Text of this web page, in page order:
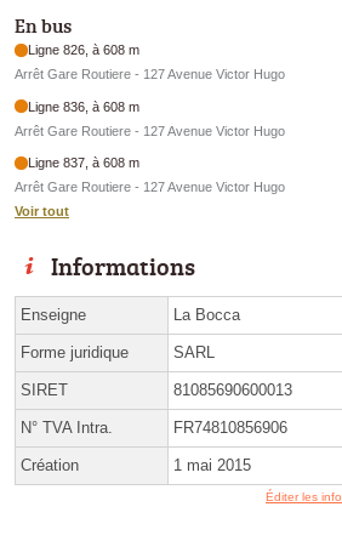
En bus
Ligne 826, à 608 m
Arrêt Gare Routiere - 127 Avenue Victor Hugo
Ligne 836, à 608 m
Arrêt Gare Routiere - 127 Avenue Victor Hugo
Ligne 837, à 608 m
Arrêt Gare Routiere - 127 Avenue Victor Hugo
Voir tout
Informations
Enseigne La Bocca
Forme juridique SARL
SIRET 81085690600013
N° TVA Intra. FR74810856906
Création 1 mai 2015
Éditer les